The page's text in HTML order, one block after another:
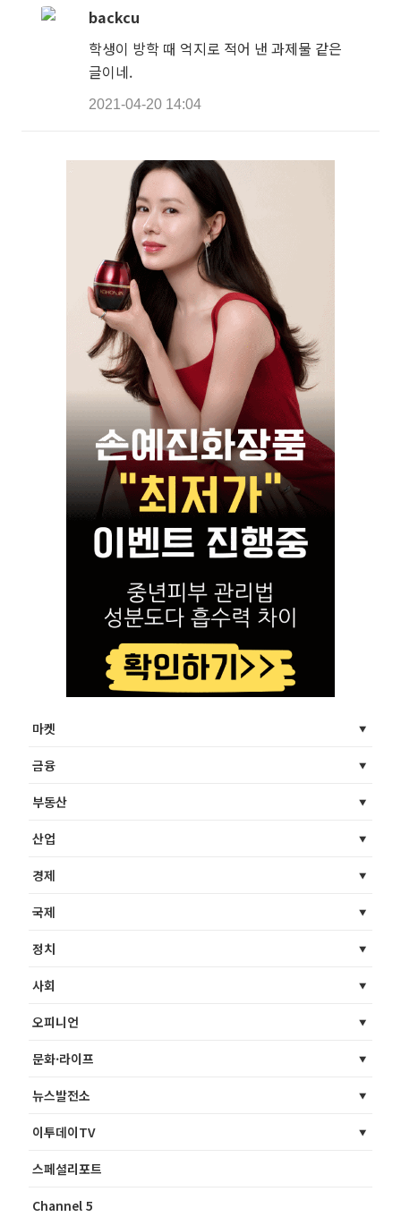
backcu
학생이 방학 때 억지로 적어 낸 과제물 같은
글이네.
2021-04-20 14:04
마켓
금융
부동산
산업
경제
국제
정치
사회
오피니언
문화·라이프
뉴스발전소
이투데이TV
스페셜리포트
Channel 5